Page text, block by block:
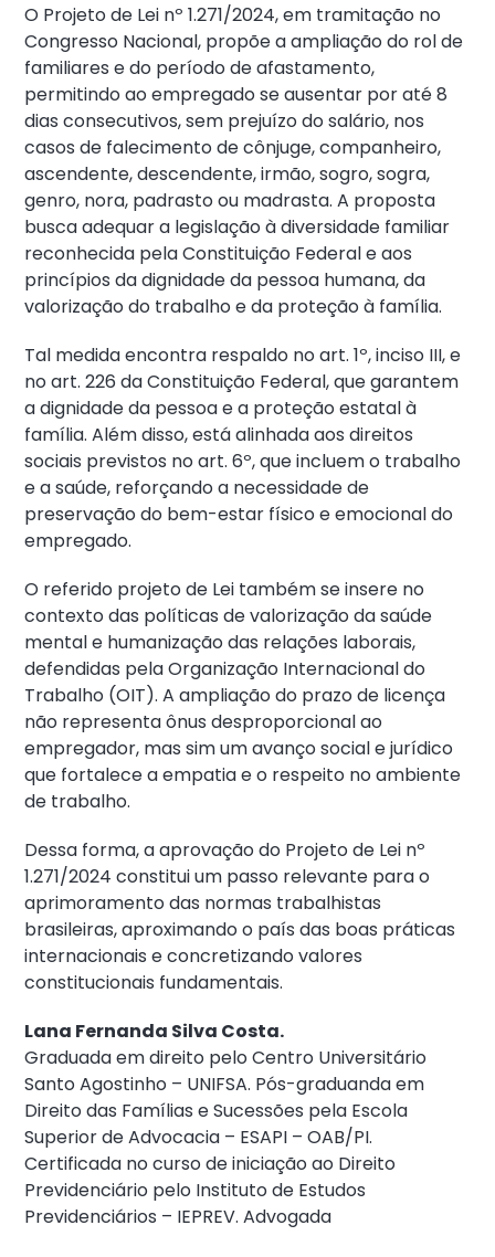
O Projeto de Lei nº 1.271/2024, em tramitação no
Congresso Nacional, propõe a ampliação do rol de
familiares e do período de afastamento,
permitindo ao empregado se ausentar por até 8
dias consecutivos, sem prejuízo do salário, nos
casos de falecimento de cônjuge, companheiro,
ascendente, descendente, irmão, sogro, sogra,
genro, nora, padrasto ou madrasta. A proposta
busca adequar a legislação à diversidade familiar
reconhecida pela Constituição Federal e aos
princípios da dignidade da pessoa humana, da
valorização do trabalho e da proteção à família.
Tal medida encontra respaldo no art. 1º, inciso III, e
no art. 226 da Constituição Federal, que garantem
a dignidade da pessoa e a proteção estatal à
família. Além disso, está alinhada aos direitos
sociais previstos no art. 6º, que incluem o trabalho
e a saúde, reforçando a necessidade de
preservação do bem-estar físico e emocional do
empregado.
O referido projeto de Lei também se insere no
contexto das políticas de valorização da saúde
mental e humanização das relações laborais,
defendidas pela Organização Internacional do
Trabalho (OIT). A ampliação do prazo de licença
não representa ônus desproporcional ao
empregador, mas sim um avanço social e jurídico
que fortalece a empatia e o respeito no ambiente
de trabalho.
Dessa forma, a aprovação do Projeto de Lei nº
1.271/2024 constitui um passo relevante para o
aprimoramento das normas trabalhistas
brasileiras, aproximando o país das boas práticas
internacionais e concretizando valores
constitucionais fundamentais.
Lana Fernanda Silva Costa.
Graduada em direito pelo Centro Universitário
Santo Agostinho – UNIFSA. Pós-graduanda em
Direito das Famílias e Sucessões pela Escola
Superior de Advocacia – ESAPI – OAB/PI.
Certificada no curso de iniciação ao Direito
Previdenciário pelo Instituto de Estudos
Previdenciários – IEPREV. Advogada